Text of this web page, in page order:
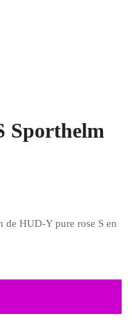
Sporthelm
de HUD-Y pure rose S en